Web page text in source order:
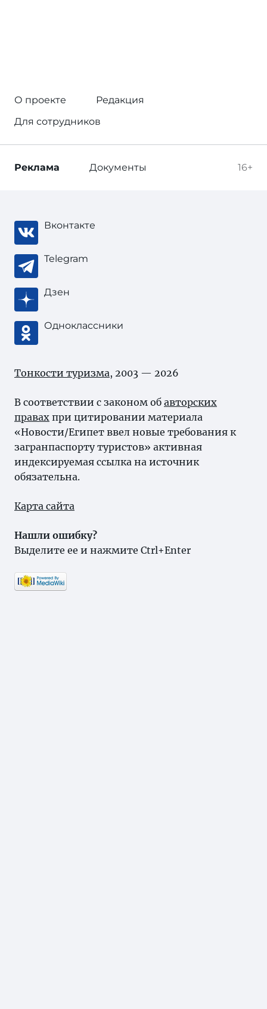
О проекте
Редакция
Для сотрудников
16+
Реклама Документы
Вконтакте
Telegram
Дзен
Одноклассники
Тонкости туризма, 2003 — 2026
В соответствии с законом об авторских
правах при цитировании материала
«Новости/Египет ввел новые требования к
загранпаспорту туристов» активная
индексируемая ссылка на источник
обязательна.
Карта сайта
Нашли ошибку?
Выделите ее и нажмите Ctrl+Enter